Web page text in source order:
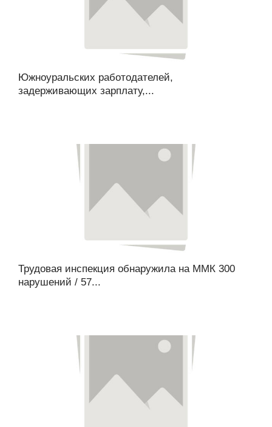
Южноуральских работодателей,
задерживающих зарплату,...
Трудовая инспекция обнаружила на ММК 300
нарушений / 57...